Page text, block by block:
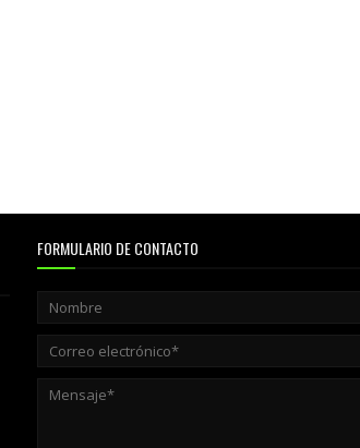
FORMULARIO DE CONTACTO